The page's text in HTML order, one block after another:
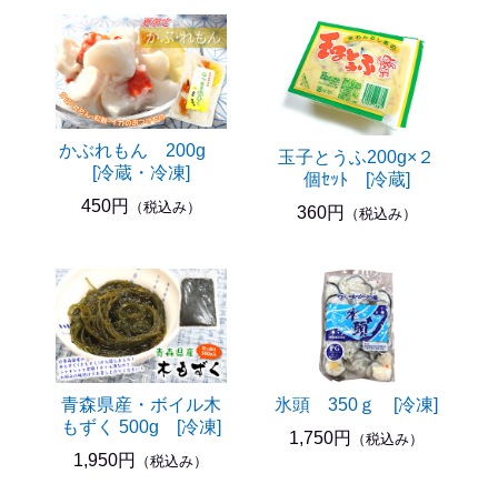
かぶれもん 200g
[冷蔵・冷凍]
450円
（税込み）
玉子とうふ200g×２
個ｾｯﾄ [冷蔵]
360円
（税込み）
青森県産・ボイル木
もずく 500g [冷凍]
1,950円
（税込み）
氷頭 350ｇ [冷凍]
1,750円
（税込み）